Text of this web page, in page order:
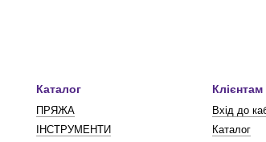
Каталог
ПРЯЖА
ІНСТРУМЕНТИ
Клієнтам
Вхід до
Каталог